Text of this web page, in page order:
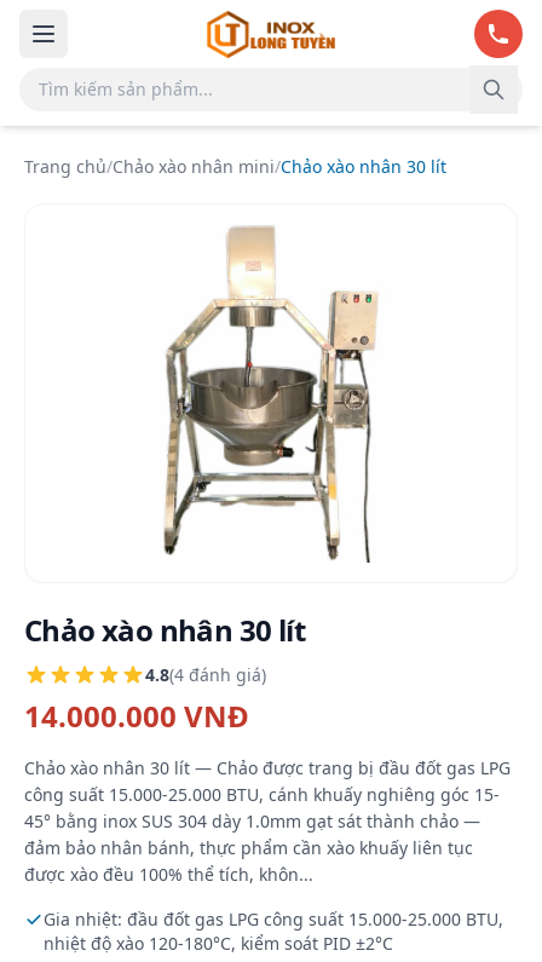
Bỏ qua đến nội dung chính
Trang chủ/Chảo xào nhân mini/Chảo xào nhân 30 lít
Chảo xào nhân 30 lít
4.8(4 đánh giá)
14.000.000 VNĐ
Chảo xào nhân 30 lít — Chảo được trang bị đầu đốt gas LPG
công suất 15.000-25.000 BTU, cánh khuấy nghiêng góc 15-
45° bằng inox SUS 304 dày 1.0mm gạt sát thành chảo —
đảm bảo nhân bánh, thực phẩm cần xào khuấy liên tục
được xào đều 100% thể tích, khôn...
Gia nhiệt: đầu đốt gas LPG công suất 15.000-25.000 BTU,
nhiệt độ xào 120-180°C, kiểm soát PID ±2°C